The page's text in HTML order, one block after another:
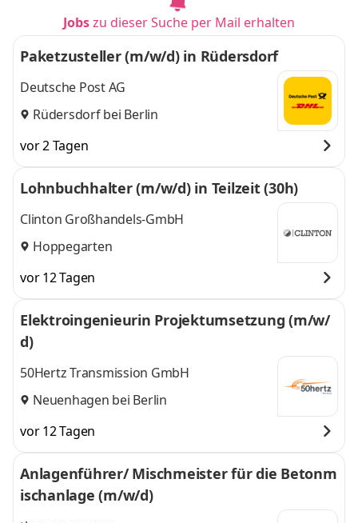
Jobszu dieser Suche per Mail erhalten
Paketzusteller (m/w/d) in Rüdersdorf
Deutsche Post AG
Rüdersdorf bei Berlin
vor 2 Tagen
Lohnbuchhalter (m/w/d) in Teilzeit (30h)
Clinton Großhandels-GmbH
Hoppegarten
vor 12 Tagen
Elektroingenieurin Projektumsetzung (m/w/
d)
50Hertz Transmission GmbH
Neuenhagen bei Berlin
vor 12 Tagen
Anlagenführer/ Mischmeister für die Betonm
ischanlage (m/w/d)